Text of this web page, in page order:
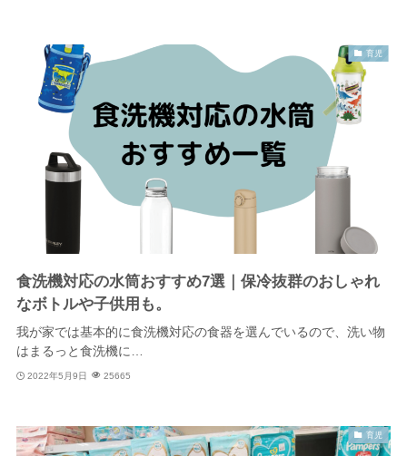
育児
食洗機対応の水筒おすすめ7選｜保冷抜群のおしゃれ
なボトルや子供用も。
我が家では基本的に食洗機対応の食器を選んでいるので、洗い物
はまるっと食洗機に…
2022年5月9日 25665
育児